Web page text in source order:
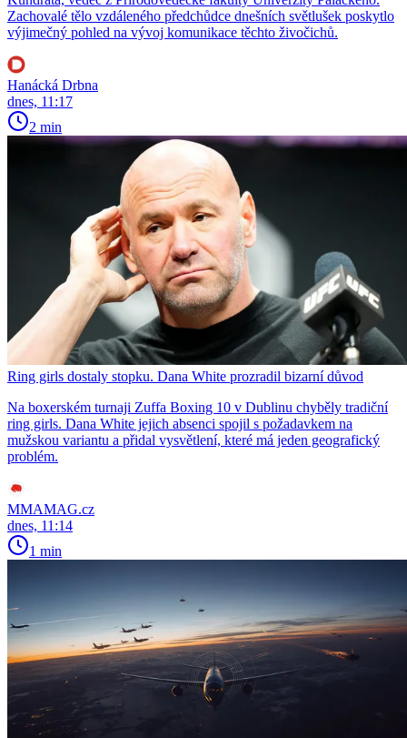
Zachovalé tělo vzdáleného předchůdce dnešních světlušek poskytlo
výjimečný pohled na vývoj komunikace těchto živočichů.
Hanácká Drbna
dnes, 11:17
2 min
Ring girls dostaly stopku. Dana White prozradil bizarní důvod
Na boxerském turnaji Zuffa Boxing 10 v Dublinu chyběly tradiční
ring girls. Dana White jejich absenci spojil s požadavkem na
mužskou variantu a přidal vysvětlení, které má jeden geografický
problém.
MMAMAG.cz
dnes, 11:14
1 min